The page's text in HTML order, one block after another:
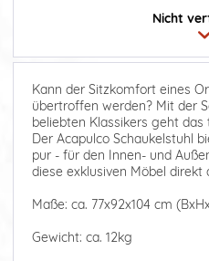
Nicht
Kann der Sitzkomfort eines
übertroffen werden? Mit der
beliebten Klassikers geht das
Der Acapulco Schaukelstuhl
pur - für den Innen- und
diese exklusiven Möbel direkt
Maße: ca. 77x92x104 cm
Gewicht: ca. 12kg